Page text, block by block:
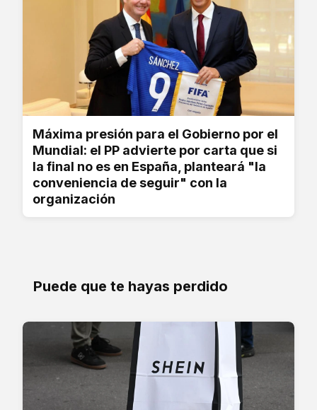
Máxima presión para el Gobierno por el
Mundial: el PP advierte por carta que si
la final no es en España, planteará "la
conveniencia de seguir" con la
organización
Puede que te hayas perdido